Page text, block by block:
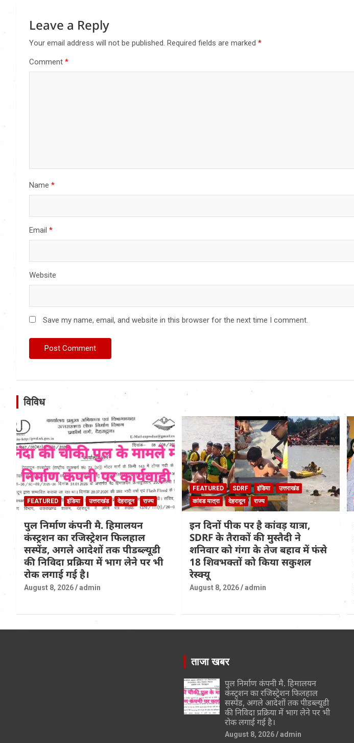
Leave a Reply
Your email address will not be published. Required fields are marked *
Comment *
Name *
Email *
Website
Save my name, email, and website in this browser for the next time I comment.
विविध
FEATURED इंडिया उत्तराखंड देहरादून राज्य
पुल निर्माण कंपनी मै. हिमालयन
कंस्ट्रशन का रजिस्ट्रेशन फिलहाल
सस्पेंड, अगले आदेशों तक पीडब्ल्यूडी
की निविदा प्रक्रिया में भाग लेने पर भी
रोक लगाई गई है।
August 8, 2026 admin
FEATURED SDRF इंडिया
उत्तराखंड
कांवड यात्रा
देहरादून राज्य
इन दिनों पीक पर है कांवड़ यात्रा,
SDRF के तैराकों की मुस्तैदी ने
शनिवार को गंगा के तेज बहाव में फंसे
18 शिवभक्तों को किया सकुशल
रेस्क्यू
August 8, 2026 admin
ताजा खबर
पुल निर्माण कंपनी मै. हिमालयन
कंस्ट्रशन का रजिस्ट्रेशन फिलहाल
सस्पेंड, अगले आदेशों तक पीडब्ल्यूडी
की निविदा प्रक्रिया में भाग लेने पर भी
रोक लगाई गई है।
August 8, 2026 admin